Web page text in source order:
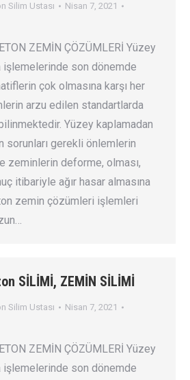
Silim Ustası
Nisan 7, 2021
ZEMİN ÇÖZÜMLERİ Yüzey
işlemelerinde son dönemde
çok olmasına karşı her
arzu edilen standartlarda
Yüzey kaplamadan
sorunları gerekli önlemlerin
zeminlerin deforme, olması,
itibariyle ağır hasar almasına
zemin çözümleri işlemleri
SİLİMİ, ZEMİN SİLİMİ
Silim Ustası
Nisan 7, 2021
ZEMİN ÇÖZÜMLERİ Yüzey
işlemelerinde son dönemde